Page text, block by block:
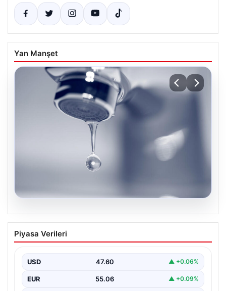
Yan Manşet
İstanbul’un 8 İlçesinde Geniş Kapsamlı
Su Kesintisi Gerçekleşecek
önemli altyapı yenileme çalışmaları kapsamında şehrin…
Piyasa Verileri
USD 47.60 ▲ +0.06%
EUR 55.06 ▲ +0.09%